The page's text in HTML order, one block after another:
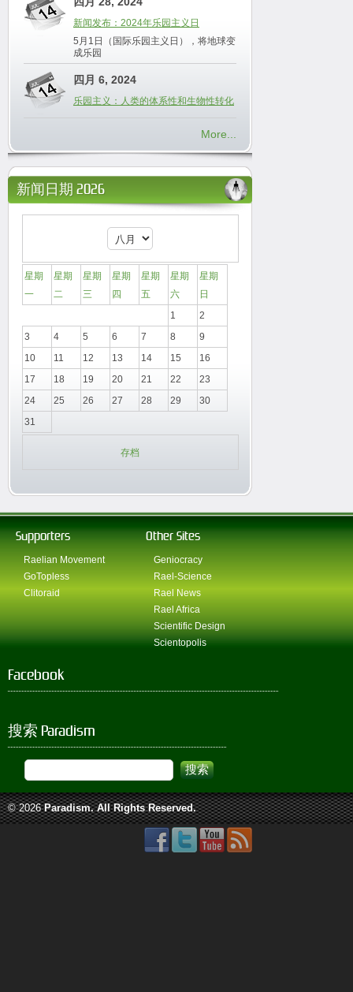
新闻发布：2024年乐园主义日
5月1日（国际乐园主义日），将地球变
成乐园
四月 6, 2024
乐园主义：人类的体系性和生物性转化
More...
新闻日期 2026
星期
一
星期
二
星期
三
星期
四
星期
五
星期
六
星期
日
1
2
3
4 5 6 7 8
9
10
11 12 13 14 15
16
17
18 19 20 21 22
23
24
25 26 27 28 29
30
31
存档
Supporters
Raelian Movement
GoTopless
Clitoraid
Other Sites
Geniocracy
Rael-Science
Rael News
Rael Africa
Scientific Design
Scientopolis
Facebook
搜索 Paradism
© 2026 Paradism. All Rights Reserved.